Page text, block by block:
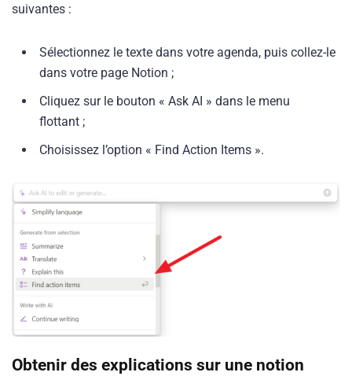
suivantes :
Sélectionnez le texte dans votre agenda, puis collez-le
dans votre page Notion ;
Cliquez sur le bouton « Ask AI » dans le menu
flottant ;
Choisissez l’option « Find Action Items ».
Obtenir des explications sur une notion